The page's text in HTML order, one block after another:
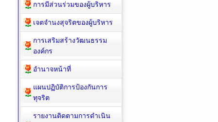
การมีส่วนร่วมของผู้บริหาร
เจตจำนงสุจริตของผู้บริหาร
การเสริมสร้างวัฒนธรรม
องค์กร
อำนาจหน้าที่
แผนปฏิบัติการป้องกันการ
ทุจริต
รายงานติดตามการดำเนิน